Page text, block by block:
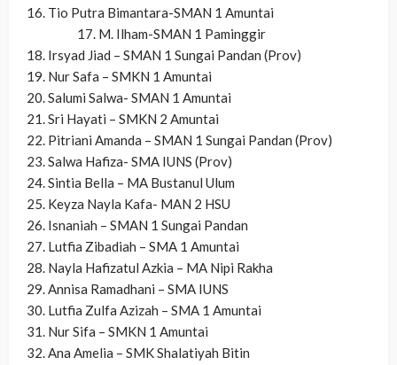
‎16. Tio Putra Bimantara-SMAN 1 Amuntai
17. M. Ilham-SMAN 1 Paminggir
‎18. Irsyad Jiad – SMAN 1 Sungai Pandan (Prov)
‎19. Nur Safa – SMKN 1 Amuntai
‎20. Salumi Salwa- SMAN 1 Amuntai
‎21. Sri Hayati – SMKN 2 Amuntai
‎22. Pitriani Amanda – SMAN 1 Sungai Pandan (Prov)
‎23. Salwa Hafiza- SMA IUNS (Prov)
‎24. Sintia Bella – MA Bustanul Ulum
‎25. Keyza Nayla Kafa- MAN 2 HSU
‎26. Isnaniah – SMAN 1 Sungai Pandan
‎27. Lutfia Zibadiah – SMA 1 Amuntai
‎28. Nayla Hafizatul Azkia – MA Nipi Rakha
‎29. Annisa Ramadhani – SMA IUNS
‎30. Lutfia Zulfa Azizah – SMA 1 Amuntai
‎31. Nur Sifa – SMKN 1 Amuntai
‎32. Ana Amelia – SMK Shalatiyah Bitin